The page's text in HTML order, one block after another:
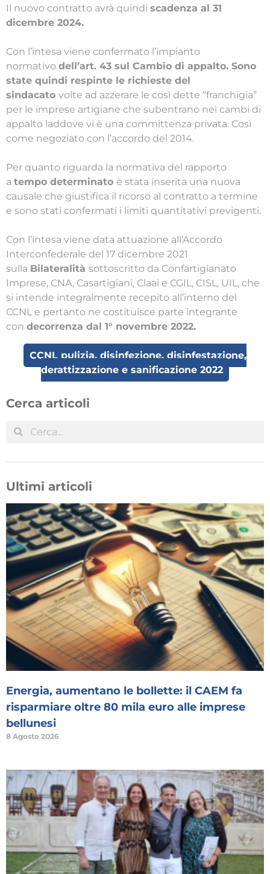
Il nuovo contratto avrà quindi scadenza al 31
dicembre 2024.
Con l’intesa viene confermato l’impianto
normativo dell’art. 43 sul Cambio di appalto. Sono
state quindi respinte le richieste del
sindacato volte ad azzerare le così dette “franchigia”
per le imprese artigiane che subentrano nei cambi di
appalto laddove vi è una committenza privata. Così
come negoziato con l’accordo del 2014.
Per quanto riguarda la normativa del rapporto
a tempo determinato è stata inserita una nuova
causale che giustifica il ricorso al contratto a termine
e sono stati confermati i limiti quantitativi previgenti.
Con l’intesa viene data attuazione all’Accordo
Interconfederale del 17 dicembre 2021
sulla Bilateralità sottoscritto da Confartigianato
Imprese, CNA, Casartigiani, Claai e CGIL, CISL, UIL, che
si intende integralmente recepito all’interno del
CCNL e pertanto ne costituisce parte integrante
con decorrenza dal 1° novembre 2022.
CCNL pulizia, disinfezione, disinfestazione,
derattizzazione e sanificazione 2022
Cerca articoli
Ultimi articoli
Energia, aumentano le bollette: il CAEM fa
risparmiare oltre 80 mila euro alle imprese
bellunesi
8 Agosto 2026